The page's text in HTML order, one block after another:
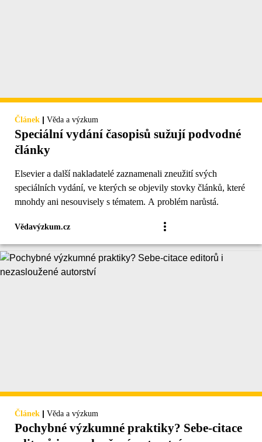
Článek | Věda a výzkum
Speciální vydání časopisů sužují podvodné
články
Elsevier a další nakladatelé zaznamenali zneužití svých
speciálních vydání, ve kterých se objevily stovky článků, které
mnohdy ani nesouvisely s tématem. A problém narůstá.
Vědavýzkum.cz
Článek | Věda a výzkum
Pochybné výzkumné praktiky? Sebe-citace